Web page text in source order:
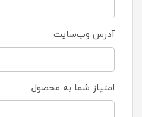
آدرس وب‌سایت
امتیاز شما به محصول